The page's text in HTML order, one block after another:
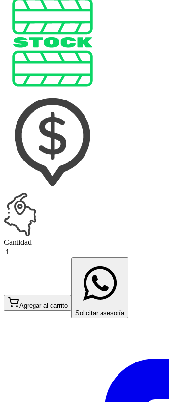
Cantidad
Agregar al carrito
Solicitar asesoría